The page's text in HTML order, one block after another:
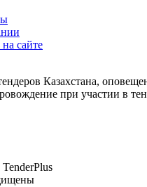
сайте
Казахстана,
при участии в